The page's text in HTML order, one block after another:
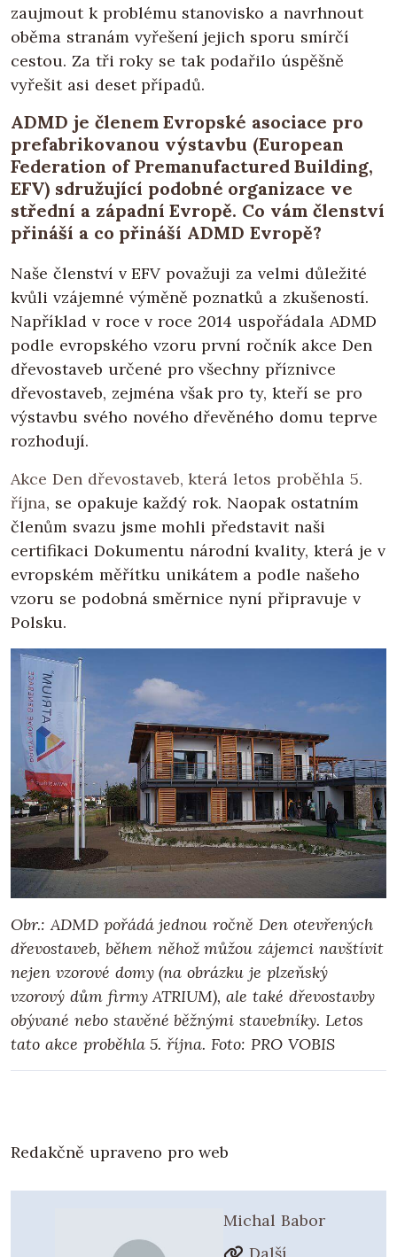
zaujmout k problému stanovisko a navrhnout
oběma stranám vyřešení jejich sporu smírčí
cestou. Za tři roky se tak podařilo úspěšně
vyřešit asi deset případů.
ADMD je členem Evropské asociace pro
prefabrikovanou výstavbu (European
Federation of Premanufactured Building,
EFV) sdružující podobné organizace ve
střední a západní Evropě. Co vám členství
přináší a co přináší ADMD Evropě?
Naše členství v EFV považuji za velmi důležité
kvůli vzájemné výměně poznatků a zkušeností.
Například v roce v roce 2014 uspořádala ADMD
podle evropského vzoru první ročník akce Den
dřevostaveb určené pro všechny příznivce
dřevostaveb, zejména však pro ty, kteří se pro
výstavbu svého nového dřevěného domu teprve
rozhodují.
Akce Den dřevostaveb, která letos proběhla 5.
října, se opakuje každý rok. Naopak ostatním
členům svazu jsme mohli představit naši
certifikaci Dokumentu národní kvality, která je v
evropském měřítku unikátem a podle našeho
vzoru se podobná směrnice nyní připravuje v
Polsku.
Obr.: ADMD pořádá jednou ročně Den otevřených
dřevostaveb, během něhož můžou zájemci navštívit
nejen vzorové domy (na obrázku je plzeňský
vzorový dům firmy ATRIUM), ale také dřevostavby
obývané nebo stavěné běžnými stavebníky. Letos
tato akce proběhla 5. října. Foto: PRO VOBIS
Redakčně upraveno pro web
Michal Babor
Další